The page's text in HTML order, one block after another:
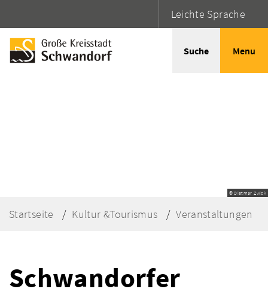
Leichte Sprache
Suche Menu
© Dietmar Zwick
Startseite Kultur &Tourismus Veranstaltungen
Schwandorfer